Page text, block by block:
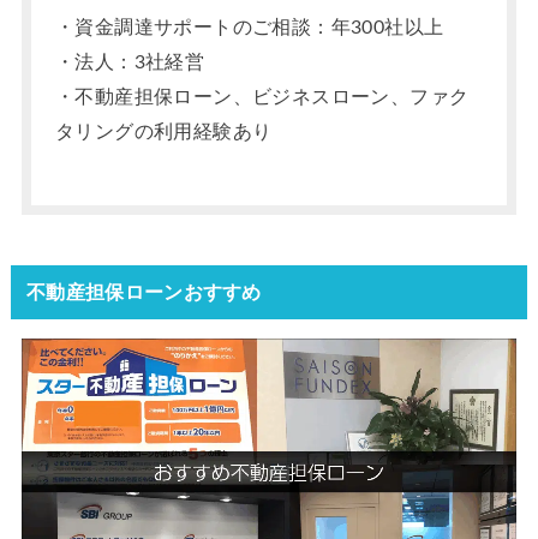
・資金調達サポートのご相談：年300社以上
・法人：3社経営
・不動産担保ローン、ビジネスローン、ファク
タリングの利用経験あり
不動産担保ローンおすすめ